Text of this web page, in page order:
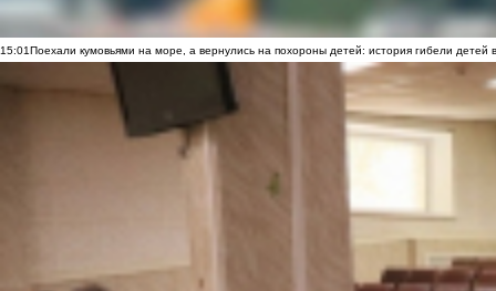
15:01Поехали кумовьями на море, а вернулись на похороны детей: история гибели детей